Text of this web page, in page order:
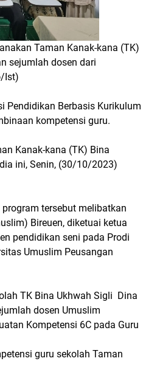
Taman Kanak-kana (TK)
sejumlah dosen dari
Ist)
Pendidikan Berbasis Kurikulum
kompetensi guru.
Kanak-kana (TK) Bina
ini, Senin, (30/10/2023)
tersebut melibatkan
Bireuen, diketuai ketua
pendidikan seni pada Prodi
Umuslim Peusangan
TK Bina Ukhwah Sigli Dina
dosen Umuslim
Kompetensi 6C pada Guru
guru sekolah Taman